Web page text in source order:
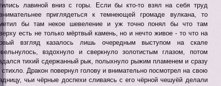
лавиной вниз с горы. Если бы кто-то взял на себя труд
приглядеться к темнеющей громаде вулкана, то
бы там некое шевеление и уж точно понял бы что там
есть не только мёртвый камень, но и нечто живое - то что на
взгляд казалось лишь очередным выступом на скале
вздохнуло и сверкнуло золотистым глазом, потом
тихий сдержанный рык, полыхнуло рыжим пламенем и сразу
Дракон повернул голову и внимательно посмотрел на свою
чьи чёрные доспехи сливаясь с его чёрной чешуёй делали